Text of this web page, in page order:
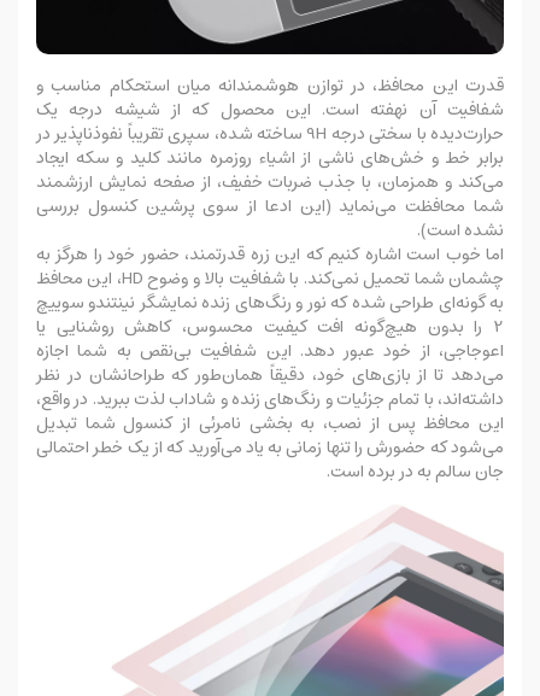
قدرت این محافظ، در توازن هوشمندانه میان استحکام مناسب و
شفافیت آن نهفته است. این محصول که از شیشه درجه یک
حرارت‌دیده با سختی درجه 9H ساخته شده، سپری تقریباً نفوذناپذیر در
برابر خط و خش‌های ناشی از اشیاء روزمره مانند کلید و سکه ایجاد
می‌کند و همزمان، با جذب ضربات خفیف، از صفحه نمایش ارزشمند
شما محافظت می‌نماید (این ادعا از سوی پرشین کنسول بررسی
نشده است).
اما خوب است اشاره کنیم که این زره قدرتمند، حضور خود را هرگز به
چشمان شما تحمیل نمی‌کند. با شفافیت بالا و وضوح HD، این محافظ
به گونه‌ای طراحی شده که نور و رنگ‌های زنده نمایشگر نینتندو سوییچ
2 را بدون هیچ‌گونه افت کیفیت محسوس، کاهش روشنایی یا
اعوجاجی، از خود عبور دهد. این شفافیت بی‌نقص به شما اجازه
می‌دهد تا از بازی‌های خود، دقیقاً همان‌طور که طراحانشان در نظر
داشته‌اند، با تمام جزئیات و رنگ‌های زنده و شاداب لذت ببرید. در واقع،
این محافظ پس از نصب، به بخشی نامرئی از کنسول شما تبدیل
می‌شود که حضورش را تنها زمانی به یاد می‌آورید که از یک خطر احتمالی
جان سالم به در برده است.